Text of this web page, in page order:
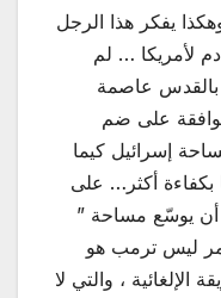
يفكر هذا الرجل
لأمريكا … لم
بالقدس عاصمة
على ضم
إسرائيل كيما
أكثر… على
يوسّع مساحة ”
ليس ترمب هو
الإلغائية ، والتي لا